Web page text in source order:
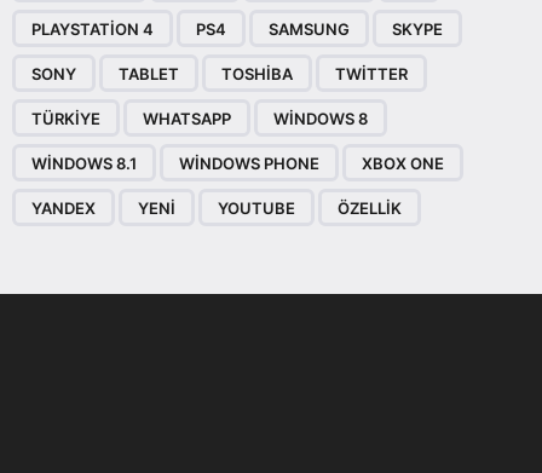
PLAYSTATION 4 PS4 SAMSUNG SKYPE
SONY TABLET TOSHIBA TWITTER
TÜRKIYE WHATSAPP WINDOWS 8
WINDOWS 8.1 WINDOWS PHONE XBOX ONE
YANDEX YENI YOUTUBE ÖZELLIK